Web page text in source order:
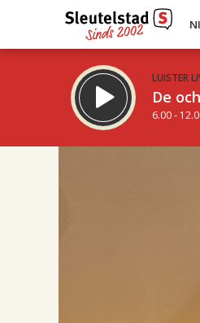
LUISTER
De
6.00 -